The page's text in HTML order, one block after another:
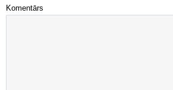
Komentārs